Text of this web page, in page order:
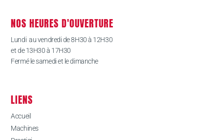
NOS HEURES D'OUVERTURE
Lundi au vendredi de 8H30 à 12H30
et de 13H30 à 17H30
Fermé le samedi et le dimanche
LIENS
Accueil
Machines